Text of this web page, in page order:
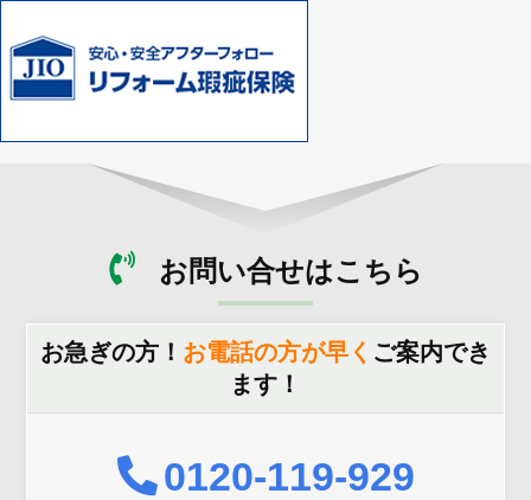
お問い合せはこちら
お急ぎの方！ お電話の方が早く ご案内でき
ます！
0120-119-929